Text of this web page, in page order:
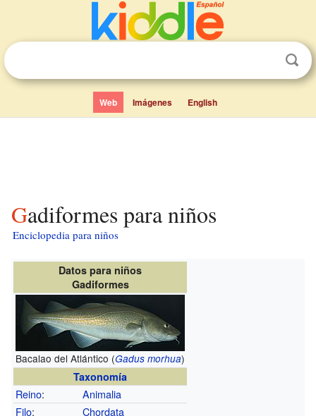
Web Imágenes English
Gadiformes para niños
Enciclopedia para niños
Datos para niños
Gadiformes
Bacalao del Atlántico (Gadus morhua)
Taxonomía
Reino:
Animalia
Filo:
Chordata